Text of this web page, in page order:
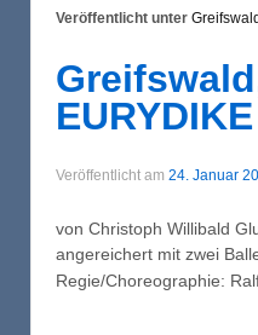
Veröffentlicht unter
EURYDIKE
Veröffentlicht am 24. Januar
von Christoph Willibald
angereichert mit zwei
Regie/Choreographie: